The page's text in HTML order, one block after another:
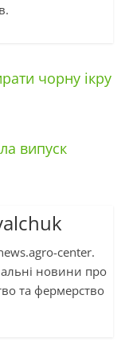
чорну ікру
випуск
center.
новини про
та фермерство